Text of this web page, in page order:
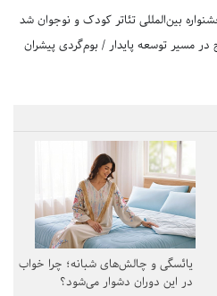
بین‌المللی تئاتر کودک و نوجوان شد
مسیر توسعه پایدار / بوم‌گردی پیشران
یائسگی و چالش‌های شبانه؛ چرا خواب
در این دوران دشوار می‌شود؟